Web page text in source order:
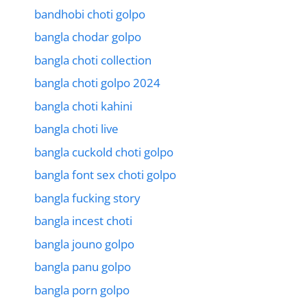
bandhobi choti golpo
bangla chodar golpo
bangla choti collection
bangla choti golpo 2024
bangla choti kahini
bangla choti live
bangla cuckold choti golpo
bangla font sex choti golpo
bangla fucking story
bangla incest choti
bangla jouno golpo
bangla panu golpo
bangla porn golpo